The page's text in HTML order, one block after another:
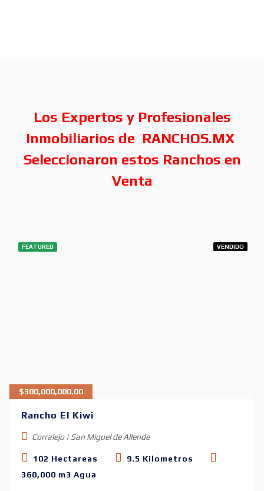
Los Expertos y Profesionales
Inmobiliarios de RANCHOS.MX
Seleccionaron estos Ranchos en
Venta
FEATURED VENDIDO
$300,000,000.00
Rancho El Kiwi
Corralejo | San Miguel de Allende
102 Hectareas
9.5 Kilometros
360,000 m3 Agua